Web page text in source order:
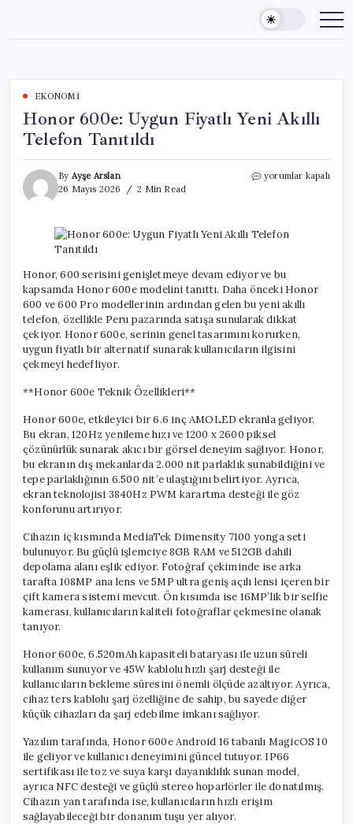
content
EKONOMI
Honor 600e: Uygun Fiyatlı Yeni Akıllı
Telefon Tanıtıldı
By Ayşe Arslan
26 Mayıs 2026
2 Min Read
Honor
Yeni
Akıllı
Tanıtıldı
için
yorumlar kapalı
Honor, 600 serisini genişletmeye devam ediyor ve bu
kapsamda Honor 600e modelini tanıttı. Daha önceki Honor
600 ve 600 Pro modellerinin ardından gelen bu yeni akıllı
telefon, özellikle Peru pazarında satışa sunularak dikkat
çekiyor. Honor 600e, serinin genel tasarımını korurken,
uygun fiyatlı bir alternatif sunarak kullanıcıların ilgisini
çekmeyi hedefliyor.
**Honor 600e Teknik Özellikleri**
Honor 600e, etkileyici bir 6.6 inç AMOLED ekranla geliyor.
Bu ekran, 120Hz yenileme hızı ve 1200 x 2600 piksel
çözünürlük sunarak akıcı bir görsel deneyim sağlıyor. Honor,
bu ekranın dış mekanlarda 2.000 nit parlaklık sunabildiğini ve
tepe parlaklığının 6.500 nit’e ulaştığını belirtiyor. Ayrıca,
ekran teknolojisi 3840Hz PWM karartma desteği ile göz
konforunu artırıyor.
Cihazın iç kısmında MediaTek Dimensity 7100 yonga seti
bulunuyor. Bu güçlü işlemciye 8GB RAM ve 512GB dahili
depolama alanı eşlik ediyor. Fotoğraf çekiminde ise arka
tarafta 108MP ana lens ve 5MP ultra geniş açılı lensi içeren bir
çift kamera sistemi mevcut. Ön kısımda ise 16MP’lik bir selfie
kamerası, kullanıcıların kaliteli fotoğraflar çekmesine olanak
tanıyor.
Honor 600e, 6.520mAh kapasiteli bataryası ile uzun süreli
kullanım sunuyor ve 45W kablolu hızlı şarj desteği ile
kullanıcıların bekleme süresini önemli ölçüde azaltıyor. Ayrıca,
cihaz ters kablolu şarj özelliğine de sahip, bu sayede diğer
küçük cihazları da şarj edebilme imkanı sağlıyor.
Yazılım tarafında, Honor 600e Android 16 tabanlı MagicOS 10
ile geliyor ve kullanıcı deneyimini güncel tutuyor. IP66
sertifikası ile toz ve suya karşı dayanıklılık sunan model,
ayrıca NFC desteği ve güçlü stereo hoparlörler ile donatılmış.
Cihazın yan tarafında ise, kullanıcıların hızlı erişim
sağlayabileceği bir donanım tuşu yer alıyor.